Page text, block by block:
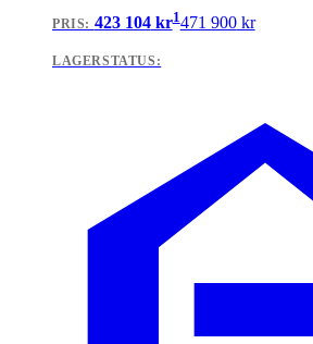
PRIS: 423 104kr1471 900kr
LAGERSTATUS: